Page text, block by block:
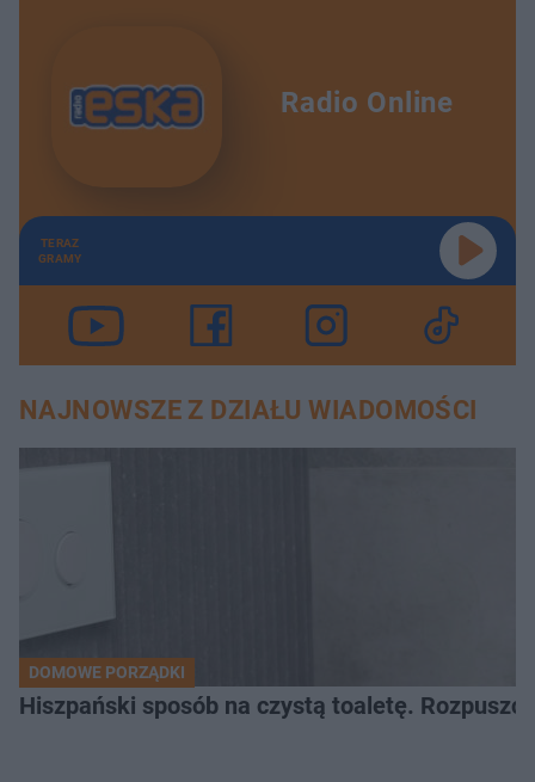
Radio Online
TERAZ
GRAMY
NAJNOWSZE Z DZIAŁU WIADOMOŚCI
DOMOWE PORZĄDKI
Hiszpański sposób na czystą toaletę.